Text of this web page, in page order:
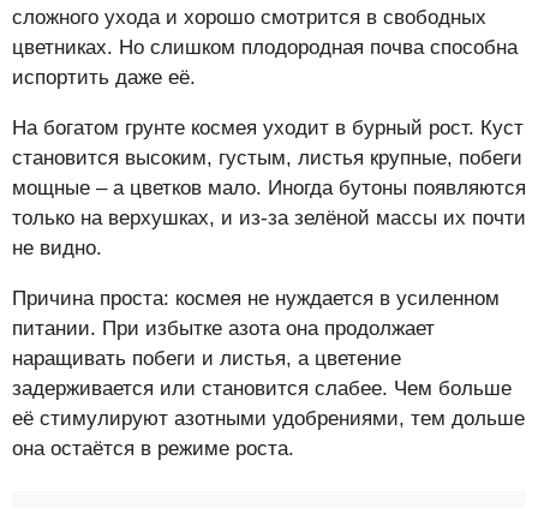
сложного ухода и хорошо смотрится в свободных
цветниках. Но слишком плодородная почва способна
испортить даже её.
На богатом грунте космея уходит в бурный рост. Куст
становится высоким, густым, листья крупные, побеги
мощные – а цветков мало. Иногда бутоны появляются
только на верхушках, и из-за зелёной массы их почти
не видно.
Причина проста: космея не нуждается в усиленном
питании. При избытке азота она продолжает
наращивать побеги и листья, а цветение
задерживается или становится слабее. Чем больше
её стимулируют азотными удобрениями, тем дольше
она остаётся в режиме роста.